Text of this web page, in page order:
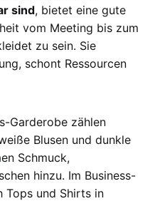
sind, bietet eine gute
vom Meeting bis zum
zu sein. Sie
schont Ressourcen
Garderobe zählen
Blusen und dunkle
Schmuck,
hinzu. Im Business-
Tops und Shirts in